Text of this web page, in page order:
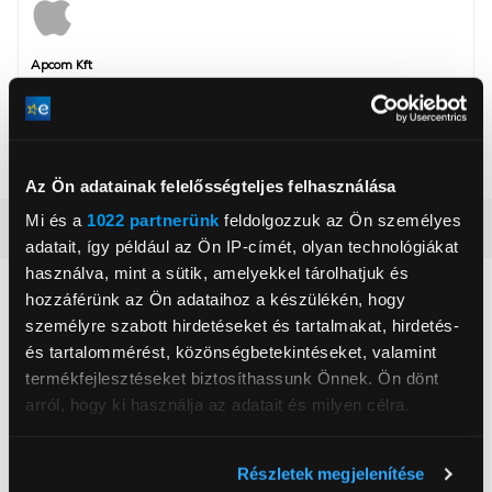
Az Ön adatainak felelősségteljes felhasználása
Mi és a 1022 partnerünk feldolgozzuk az Ön személyes
adatait, így például az Ön IP-címét, olyan technológiákat
használva, mint a sütik, amelyekkel tárolhatjuk és
hozzáférünk az Ön adataihoz a készülékén, hogy
személyre szabott hirdetéseket és tartalmakat, hirdetés-
és tartalommérést, közönségbetekintéseket, valamint
termékfejlesztéseket biztosíthassunk Önnek. Ön dönt
arról, hogy ki használja az adatait és milyen célra.
Részletek megjelenítése
Apcom Kft
www.apple.com
1033, Budapest, Ángel Sanz Briz út 13
Részletes ismertető
Neked ajánljuk